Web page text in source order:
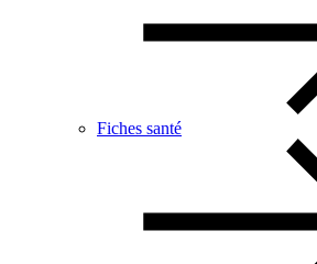
Fiches santé